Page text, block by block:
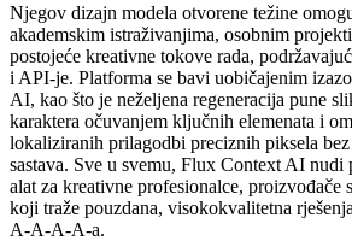
Njegov dizajn modela otvorene težine
akademskim istraživanjima, osobnim
postojeće kreativne tokove rada,
i API-je. Platforma se bavi uobičajenim
AI, kao što je neželjena regeneracija pune
karaktera očuvanjem ključnih elemenata i
lokaliziranih prilagodbi preciznih piksela
sastava. Sve u svemu, Flux Context AI nudi
alat za kreativne profesionalce, proizvođače
koji traže pouzdana, visokokvalitetna
A-A-A-A-a.